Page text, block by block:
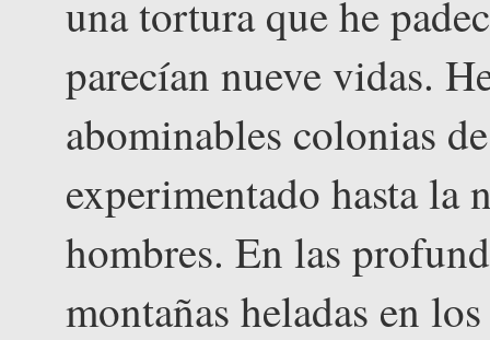
una tortura que he
parecían nueve vidas.
abominables colonias
experimentado hasta la
hombres. En las
montañas heladas en